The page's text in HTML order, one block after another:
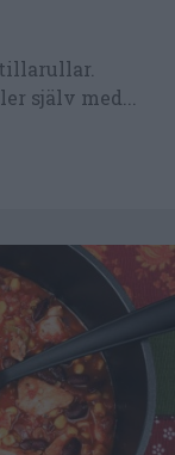
själv med...